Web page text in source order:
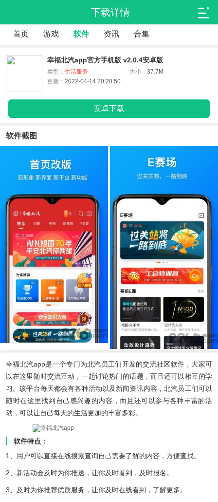
下载详情
首页 游戏 软件 资讯 合集
幸福北汽app官方手机版 v2.0.4安卓版
类型： 生活服务 大小：37.7M
更新： 2022-04-14 20:20:50
安卓下载
软件截图
幸福北汽app是一个专门为北汽员工们开发的交流社区软件，大家可
以在这里随时交流互动，一起讨论热门的话题，而且还可以相互的学
习。该平台每天都会有各种活动以及新闻资讯内容，北汽员工们可以
随时在这里找到自己感兴趣的内容，而且还可以参与各种丰富的活
动，可以让自己每天的生活更加的丰富多彩。
软件特点：
1、用户可以直接在线搜索查询自己需要了解的内容，方便查找。
2、新活动会及时为你推送，让你及时看到，及时报名。
3、及时为你推荐优质服务，让你及时在线看到，了解更多。